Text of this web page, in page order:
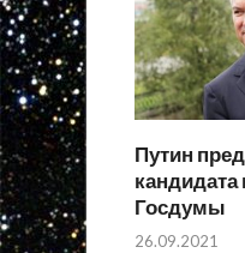
Путин
кандидата
Госдумы
26.09.2021